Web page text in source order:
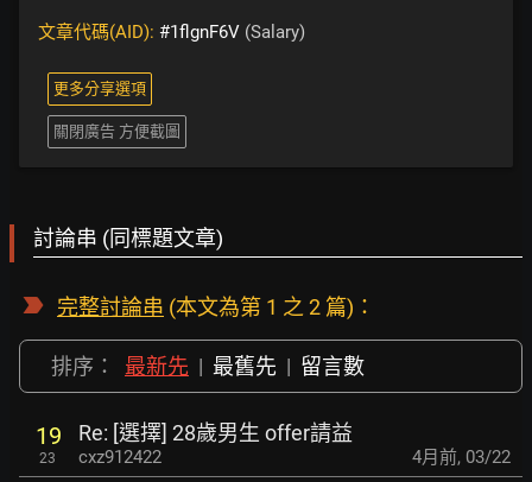
文章代碼(AID): #1flgnF6V (Salary)
更多分享選項
關閉廣告 方便截圖
討論串 (同標題文章)
完整討論串 (本文為第 1 之 2 篇)：
排序： 最新先 | 最舊先 | 留言數
19
23
Re: [選擇] 28歲男生 offer請益
cxz912422 4月前, 03/22